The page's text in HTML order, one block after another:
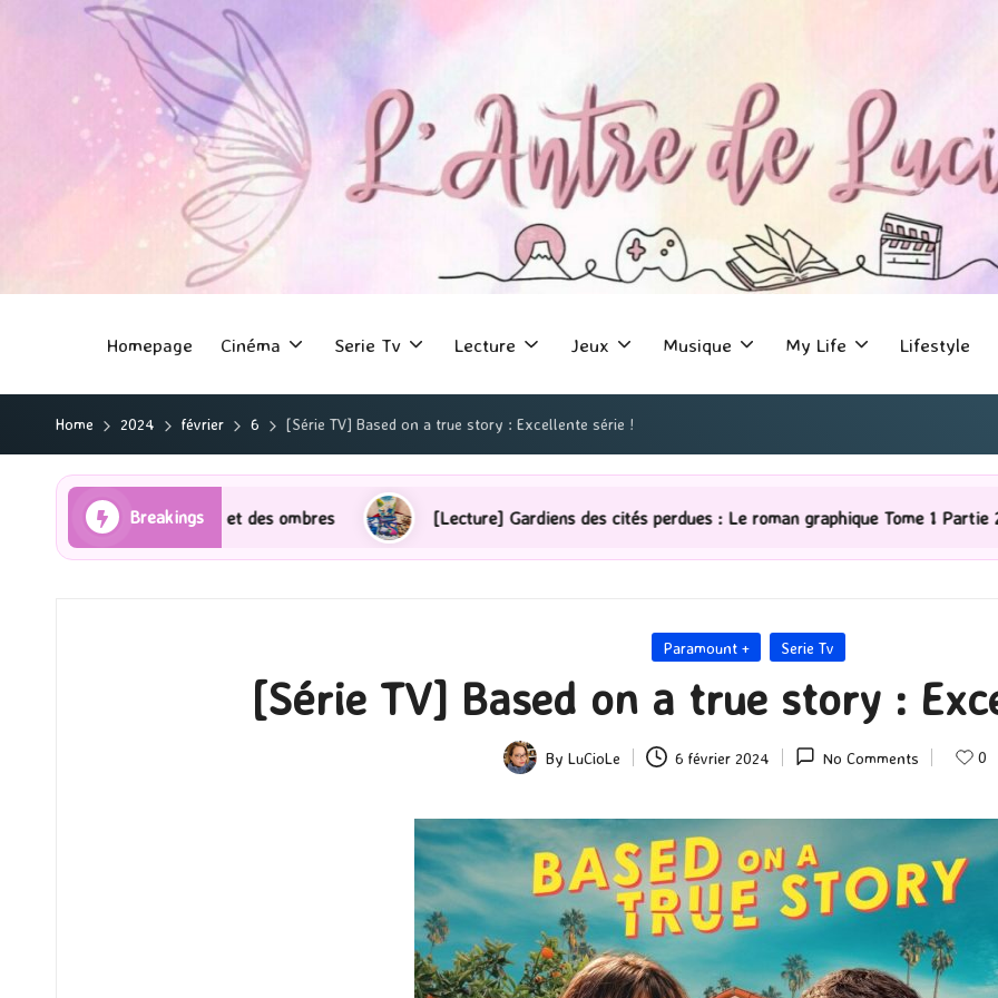
Homepage Cinéma Serie Tv Lecture Jeux Musique My Life Lifestyle
Home 2024 février 6 [Série TV] Based on a true story : Excellente série !
Breakings
et des ombres [Lecture] Gardiens des cités perdues : Le roman graphique Tome 1 Partie 2 [Série TV]
Posted
Paramount + Serie Tv
[Série TV] Based on a true story :
Posted
ByLuCioLe 6 février 2024 No Comments 0